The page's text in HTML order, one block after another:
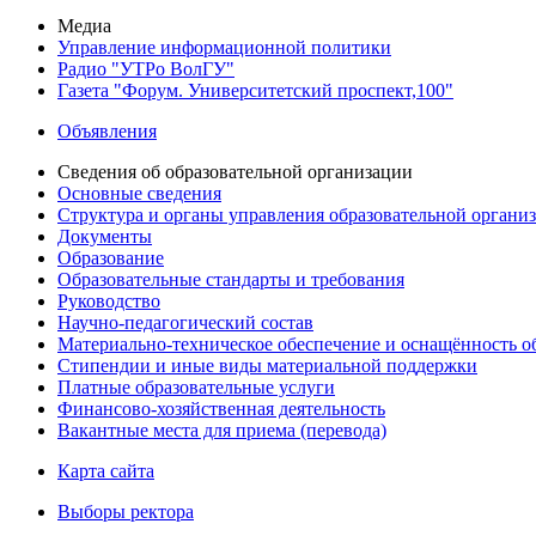
Медиа
Управление информационной политики
Радио "УТРо ВолГУ"
Газета "Форум. Университетский проспект,100"
Объявления
Сведения об образовательной организации
Основные сведения
Структура и органы управления образовательной
Документы
Образование
Образовательные стандарты и требования
Руководство
Научно-педагогический состав
Материально-техническое обеспечение и оснащённость
Стипендии и иные виды материальной поддержки
Платные образовательные услуги
Финансово-хозяйственная деятельность
Вакантные места для приема (перевода)
Карта сайта
Выборы ректора